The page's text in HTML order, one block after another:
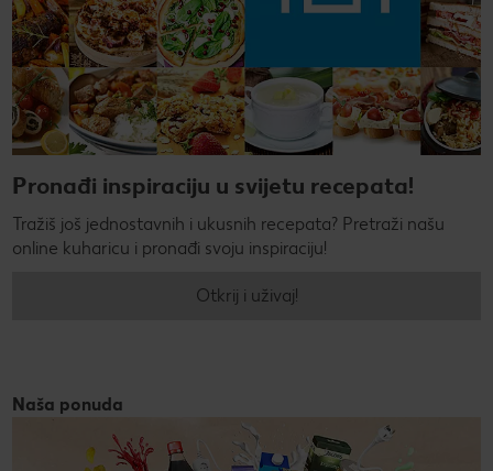
Pronađi inspiraciju u svijetu recepata!
Tražiš još jednostavnih i ukusnih recepata? Pretraži našu
online kuharicu i pronađi svoju inspiraciju!
Otkrij i uživaj!
Naša ponuda